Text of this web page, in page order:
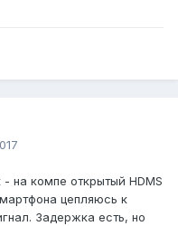
на компе открытый HDMS
цепляюсь к
Задержка есть, но